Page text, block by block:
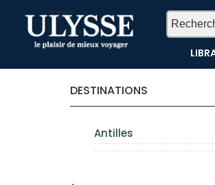
TEST
DESTINATIONS
Antilles